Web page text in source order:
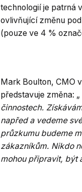
technologií je patrná
ovlivňující změnu
(pouze ve 4 %
Mark Boulton, CMO
představuje změna: „
činnostech.
napřed a vedeme
průzkumu budeme
zákazníkům. Nikdo
mohou připravit, být